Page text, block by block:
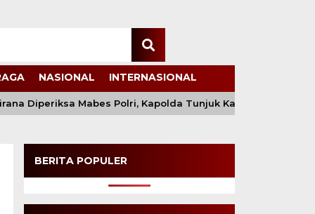
NASIONAL INTERNASIONAL
Mabes Polri, Kapolda Tunjuk Kabid TIK sebagai
BERITA POPULER